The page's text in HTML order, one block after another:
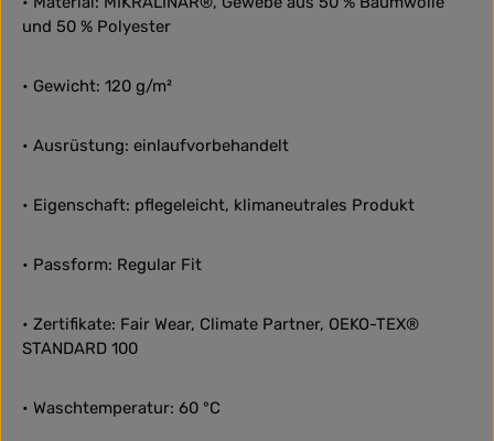
und 50 % Polyester
• Gewicht: 120 g/m²
• Ausrüstung: einlaufvorbehandelt
• Eigenschaft: pflegeleicht, klimaneutrales Produkt
• Passform: Regular Fit
• Zertifikate: Fair Wear, Climate Partner, OEKO-TEX®
STANDARD 100
• Waschtemperatur: 60 °C